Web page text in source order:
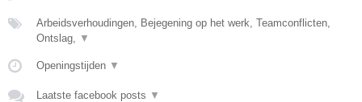
Arbeidsverhoudingen, Bejegening op het werk, Teamconflicten,
Ontslag,
▼
Openingstijden ▼
Laatste facebook posts ▼